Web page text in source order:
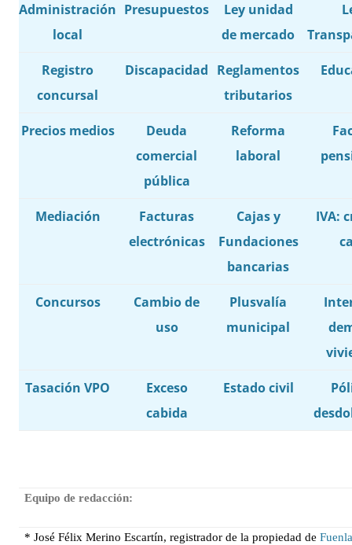
Administración
local
Presupuestos
Ley unidad
de mercado
Registro
concursal
Discapacidad Reglamentos
tributarios
Precios medios
Deuda
comercial
pública
Reforma
laboral
Mediación
Facturas
electrónicas
Cajas y
Fundaciones
bancarias
IVA:
Concursos
Cambio de
uso
Plusvalía
municipal
Tasación VPO
Exceso
cabida
Estado civil
Equipo de redacción:
* José Félix Merino Escartín, registrador de la propiedad de